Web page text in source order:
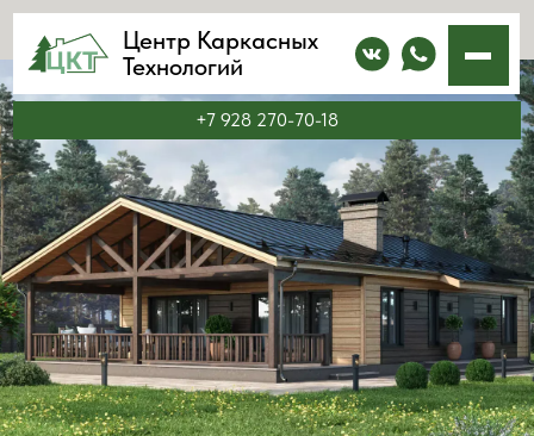
Центр Каркасных
Технологий
+7 928 270-70-18